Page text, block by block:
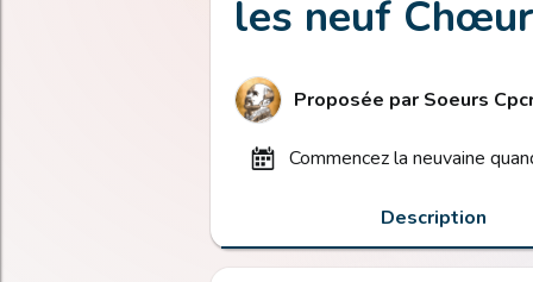
les neuf
Proposée par Soeurs
commencez la neuvaine
Description